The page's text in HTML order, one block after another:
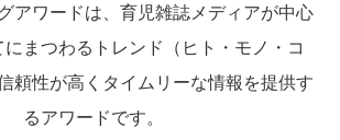
アワードは、育児雑誌メディアが中心
まつわるトレンド（ヒト・モノ・コ
頼性が高くタイムリーな情報を提供す
るアワードです。